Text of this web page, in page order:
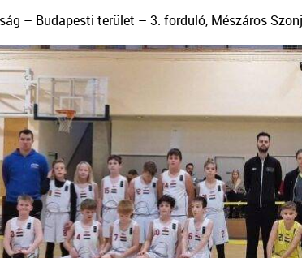
– Budapesti terület – 3. forduló, Mészáros